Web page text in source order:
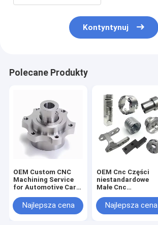
Kontyntynuj
Polecane Produkty
OEM Custom CNC
Machining Service
for Automotive Car
Nierdzewna Stalowa
mosiądza CNC
Najlepsza cena
OEM Cnc Części
niestandardowe
Małe Cnc
Aluminium
Fresowanie i
Najlepsza cena